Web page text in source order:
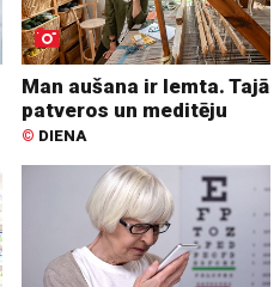
Man aušana ir lemta. Tajā
patveros un meditēju
© DIENA